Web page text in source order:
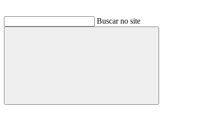
Buscar no site
Buscar